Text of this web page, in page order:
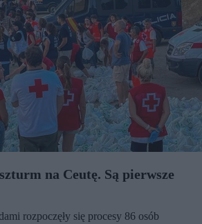
na Ceutę. Są pierwsze
rozpoczęły się procesy 86 osób